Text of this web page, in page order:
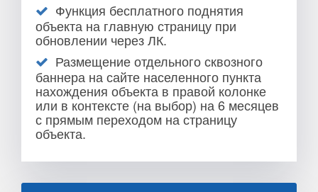
Функция бесплатного поднятия
объекта на главную страницу при
обновлении через ЛК.
Размещение отдельного сквозного
баннера на сайте населенного пункта
нахождения объекта в правой колонке
или в контексте (на выбор) на 6 месяцев
с прямым переходом на страницу
объекта.